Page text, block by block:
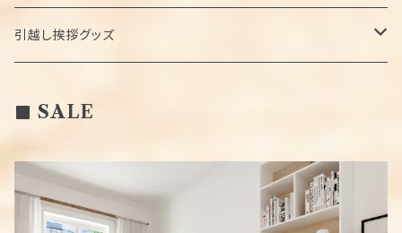
お皿
トイレカバー
カレンダー
飾り棚
引越し挨拶グッズ
その他
SALE